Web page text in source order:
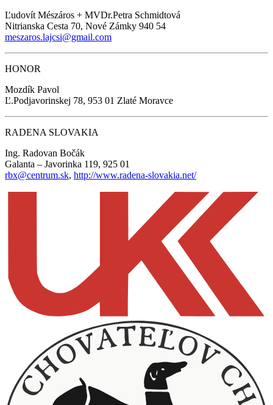
Ľudovít Mészáros + MVDr.Petra Schmidtová
Nitrianska Cesta 70, Nové Zámky 940 54
meszaros.lajcsi@gmail.com
HONOR
Mozdík Pavol
Ľ.Podjavorinskej 78, 953 01 Zlaté Moravce
RADENA SLOVAKIA
Ing. Radovan Bočák
Galanta – Javorinka 119, 925 01
rbx@centrum.sk, http://www.radena-slovakia.net/